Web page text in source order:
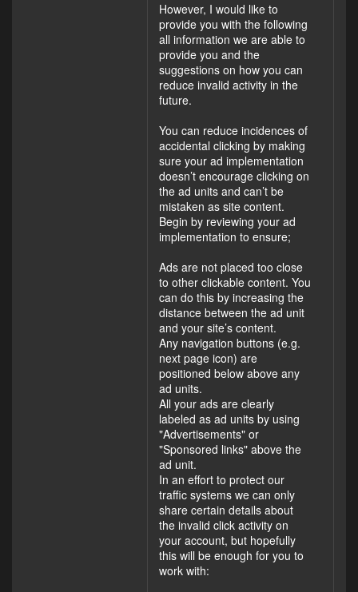
However, I would like to
provide you with the following
all information we are able to
provide you and the
suggestions on how you can
reduce invalid activity in the
future.
You can reduce incidences of
accidental clicking by making
sure your ad implementation
doesn’t encourage clicking on
the ad units and can’t be
mistaken as site content.
Begin by reviewing your ad
implementation to ensure;
Ads are not placed too close
to other clickable content. You
can do this by increasing the
distance between the ad unit
and your site’s content.
Any navigation buttons (e.g.
next page icon) are
positioned below above any
ad units.
All your ads are clearly
labeled as ad units by using
"Advertisements" or
"Sponsored links" above the
ad unit.
In an effort to protect our
traffic systems we can only
share certain details about
the invalid click activity on
your account, but hopefully
this will be enough for you to
work with: